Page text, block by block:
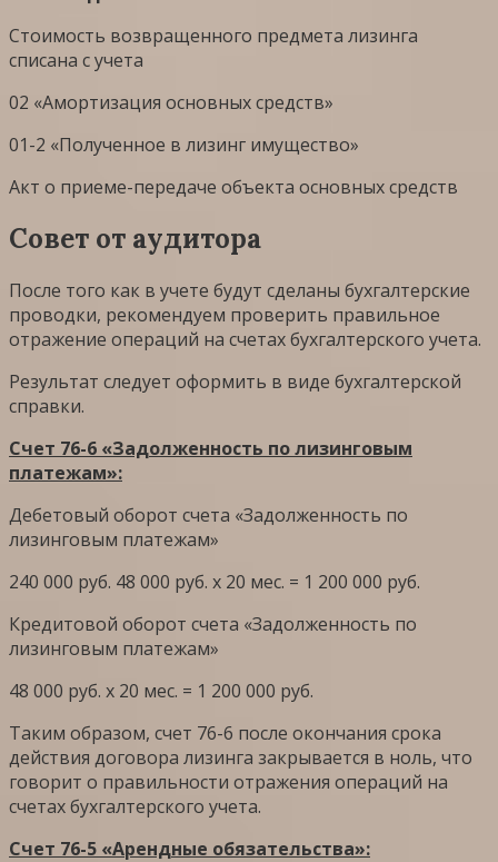
Стоимость возвращенного предмета лизинга
списана с учета
02 «Амортизация основных средств»
01-2 «Полученное в лизинг имущество»
Акт о приеме-передаче объекта основных средств
Совет от аудитора
После того как в учете будут сделаны бухгалтерские
проводки, рекомендуем проверить правильное
отражение операций на счетах бухгалтерского учета.
Результат следует оформить в виде бухгалтерской
справки.
Счет 76-6 «Задолженность по лизинговым
платежам»:
Дебетовый оборот счета «Задолженность по
лизинговым платежам»
240 000 руб. 48 000 руб. х 20 мес. = 1 200 000 руб.
Кредитовой оборот счета «Задолженность по
лизинговым платежам»
48 000 руб. х 20 мес. = 1 200 000 руб.
Таким образом, счет 76-6 после окончания срока
действия договора лизинга закрывается в ноль, что
говорит о правильности отражения операций на
счетах бухгалтерского учета.
Счет 76-5 «Арендные обязательства»: